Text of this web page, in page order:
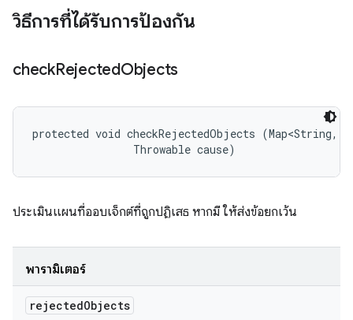
วิธีการที่ได้รับการป้องกัน
checkRejectedObjects
protected void checkRejectedObjects
                Throwable cause)
ประเมินแผนที่ออบเจ็กต์ที่ถูกปฏิเสธ หากมี ให้ส่งข้อยกเว้น
พารามิเตอร์
rejectedObjects